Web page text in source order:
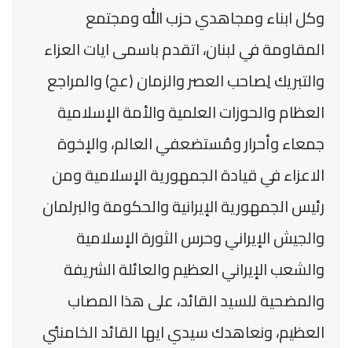
وكل ابناء ومجاهدي حزب الله ومجتمع
المقاومة في لبنان، اتقدم باسمى ايات ‏العزاء
والتبريك لِصاحب العصر والزمان (عج) والمراجع
العظام والحوزات العلمية والأمة الإسلامية
جمعاء وأحرار ‏ومُستضعفي العالم، والإخوة
الاعزاء في قيادة الجمهورية الإسلامية ومن
رئيس الجمهورية الإيرانية والحكومة والبرلمان
‏والجيش الإيراني وحرس الثورة الإسلامية
والشعب الإيراني العظيم والعائلة الشريفة
والمضحية للسيد القائد، على هذا ‏المصاب
العظيم، ونعاهدك سيدي ايها القائد الخامنئي